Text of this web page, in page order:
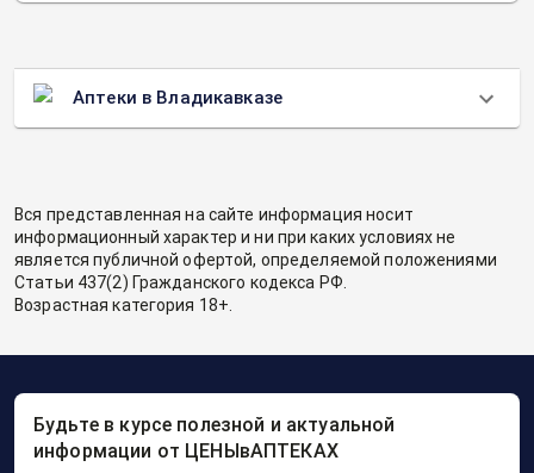
Аптеки в Владикавказе
Вся представленная на сайте информация носит
информационный характер и ни при каких условиях не
является публичной офертой, определяемой положениями
Статьи 437(2) Гражданского кодекса РФ.
Возрастная категория 18+.
Будьте в курсе полезной и актуальной
информации от ЦЕНЫвАПТЕКАХ